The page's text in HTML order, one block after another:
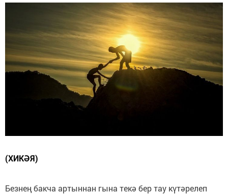
(ХИКӘЯ)
Безнең бакча артыннан гына текә бер тау күтәрелеп